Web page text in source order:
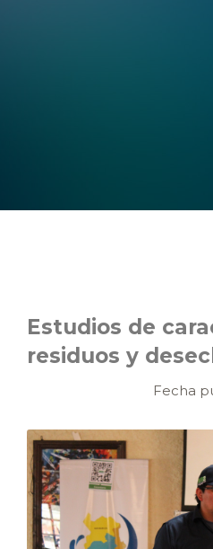
Estudios de
residuos y
Fecha